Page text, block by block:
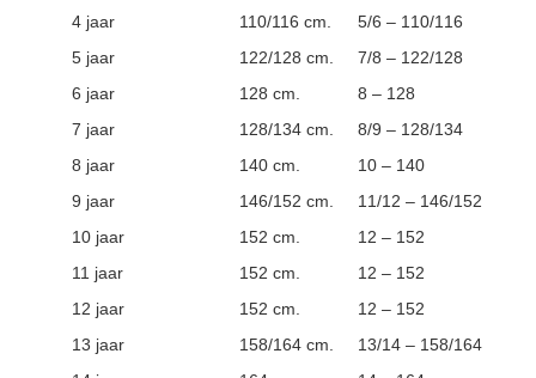
4 jaar
110/116 cm.
5/6 – 110/116
5 jaar
122/128 cm.
7/8 – 122/128
6 jaar
128 cm.
8 – 128
7 jaar
128/134 cm.
8/9 – 128/134
8 jaar
140 cm.
10 – 140
9 jaar
146/152 cm.
11/12 – 146/152
10 jaar
152 cm.
12 – 152
11 jaar
152 cm.
12 – 152
12 jaar
152 cm.
12 – 152
13 jaar
158/164 cm.
13/14 – 158/164